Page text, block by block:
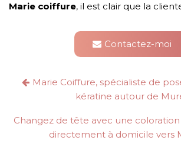
Marie coiffure, il est clair que la
Contactez-moi
Marie Coiffure, spécialiste de
kératine autour de
Changez de tête avec une
directement à domicile vers